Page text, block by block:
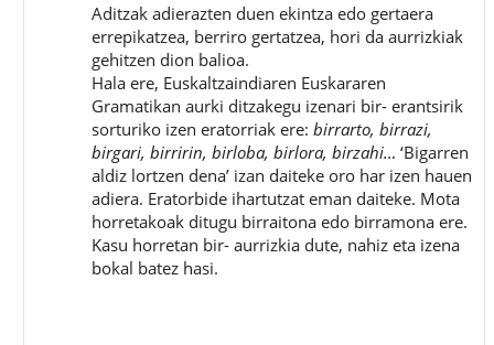
Aditzak adierazten duen ekintza edo gertaera
errepikatzea, berriro gertatzea, hori da aurrizkiak
gehitzen dion balioa.
Hala ere, Euskaltzaindiaren Euskararen
Gramatikan aurki ditzakegu izenari bir- erantsirik
sorturiko izen eratorriak ere: birrarto, birrazi,
birgari, birririn, birloba, birlora, birzahi… ‘Bigarren
aldiz lortzen dena’ izan daiteke oro har izen hauen
adiera. Eratorbide ihartutzat eman daiteke. Mota
horretakoak ditugu birraitona edo birramona ere.
Kasu horretan bir- aurrizkia dute, nahiz eta izena
bokal batez hasi.